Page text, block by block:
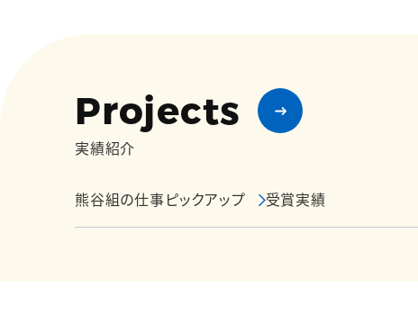
Projects
実績紹介
熊谷組の仕事ピックアップ 受賞実績